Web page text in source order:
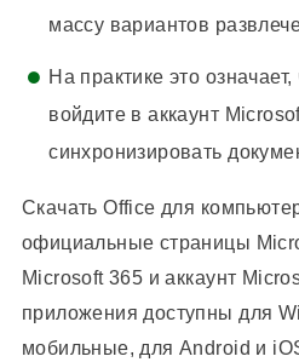
массу вариантов
На практике это
войдите в аккаунт
синхронизировать
Скачать Office для
официальные страницы
Microsoft 365 и аккаунт
приложения доступны для
мобильные, для Android и